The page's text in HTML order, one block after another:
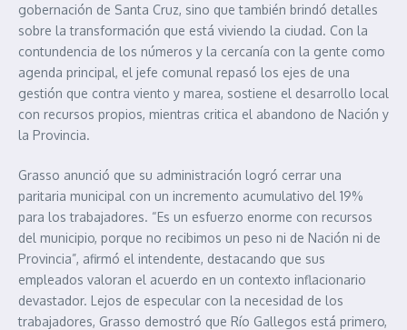
gobernación de Santa Cruz, sino que también brindó detalles
sobre la transformación que está viviendo la ciudad. Con la
contundencia de los números y la cercanía con la gente como
agenda principal, el jefe comunal repasó los ejes de una
gestión que contra viento y marea, sostiene el desarrollo local
con recursos propios, mientras critica el abandono de Nación y
la Provincia.
Grasso anunció que su administración logró cerrar una
paritaria municipal con un incremento acumulativo del 19%
para los trabajadores. “Es un esfuerzo enorme con recursos
del municipio, porque no recibimos un peso ni de Nación ni de
Provincia”, afirmó el intendente, destacando que sus
empleados valoran el acuerdo en un contexto inflacionario
devastador. Lejos de especular con la necesidad de los
trabajadores, Grasso demostró que Río Gallegos está primero,